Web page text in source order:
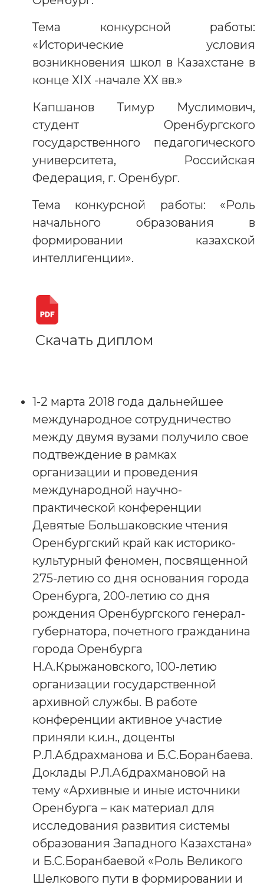
Тема конкурсной работы:
«Исторические условия
возникновения школ в Казахстане в
конце ХІХ -начале ХХ вв.»
Капшанов Тимур Муслимович,
студент Оренбургского
государственного педагогического
университета, Российская
Федерация, г. Оренбург.
Тема конкурсной работы: «Роль
начального образования в
формировании казахской
интеллигенции».
Скачать диплом
1-2 марта 2018 года дальнейшее
международное сотрудничество
между двумя вузами получило свое
подтвеждение в рамках
организации и проведения
международной научно-
практической конференции
Девятые Большаковские чтения
Оренбургский край как историко-
культурный феномен, посвященной
275-летию со дня основания города
Оренбурга, 200-летию со дня
рождения Оренбургского генерал-
губернатора, почетного гражданина
города Оренбурга
Н.А.Крыжановского, 100-летию
организации государственной
архивной службы. В работе
конференции активное участие
приняли к.и.н., доценты
Р.Л.Абдрахманова и Б.С.Боранбаева.
Доклады Р.Л.Абдрахмановой на
тему «Архивные и иные источники
Оренбурга – как материал для
исследования развития системы
образования Западного Казахстана»
и Б.С.Боранбаевой «Роль Великого
Шелкового пути в формировании и